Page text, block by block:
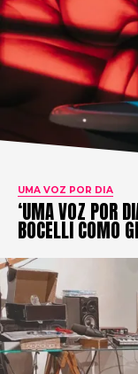
UMA VOZ POR DIA
‘UMA VOZ POR
BOCELLI COMO